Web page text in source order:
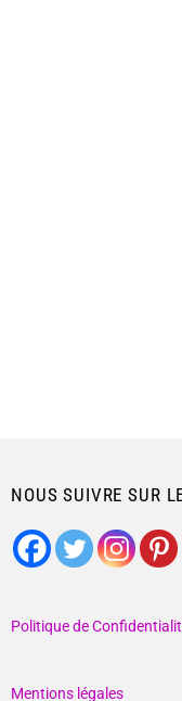
NOUS SUIVRE SUR
Politique de
Mentions légales